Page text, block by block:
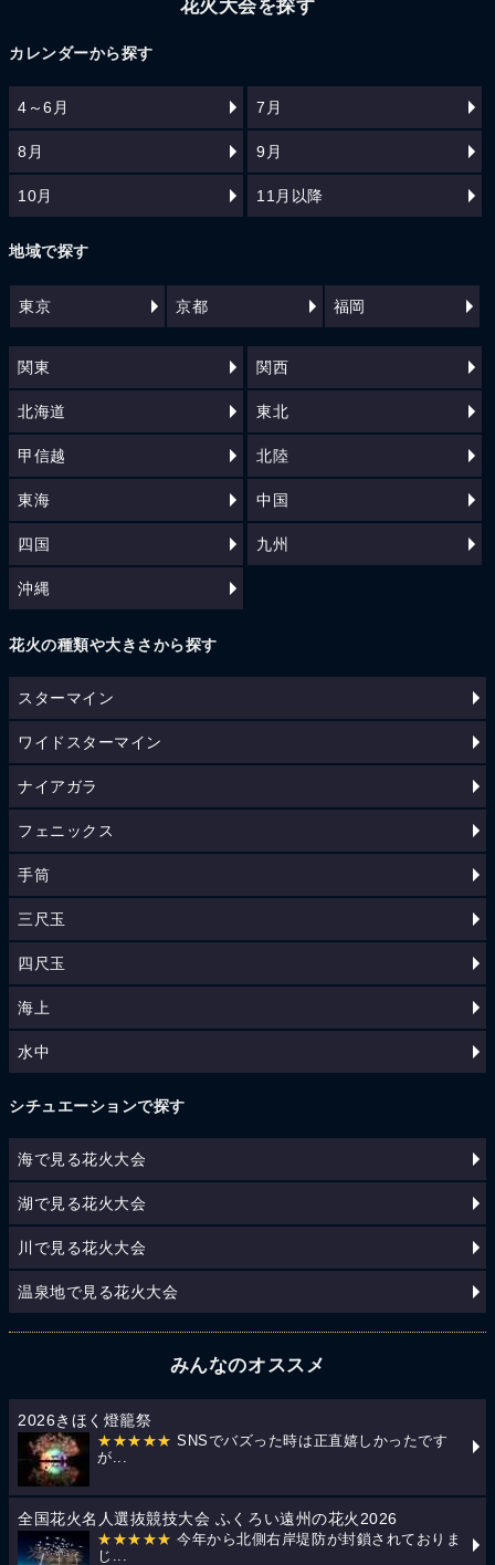
花火大会を探す
カレンダーから探す
4～6月 7月
8月 9月
10月 11月以降
地域で探す
東京 京都 福岡
関東 関西
北海道 東北
甲信越 北陸
東海 中国
四国 九州
沖縄
花火の種類や大きさから探す
スターマイン
ワイドスターマイン
ナイアガラ
フェニックス
手筒
三尺玉
四尺玉
海上
水中
シチュエーションで探す
海で見る花火大会
湖で見る花火大会
川で見る花火大会
温泉地で見る花火大会
みんなのオススメ
2026きほく燈籠祭
★★★★★ SNSでバズった時は正直嬉しかったです
が...
全国花火名人選抜競技大会 ふくろい遠州の花火2026
★★★★★ 今年から北側右岸堤防が封鎖されておりま
じ...